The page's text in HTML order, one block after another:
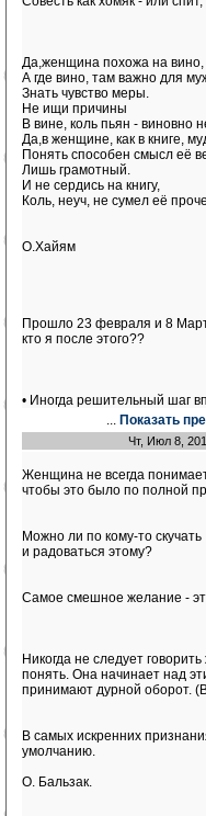
Да,женщина похожа на вино,
А где вино, там важно для
Знать чувство меры.
Не ищи причины
В вине, коль пьян - виновно
Да,в женщине, как в книге,
Понять способен смысл её
Лишь грамотный.
И не сердись на книгу,
Коль, неуч, не сумел её
О.Хайям
Прошло 23 февраля и 8
кто я после этого??
• Иногда решительный шаг
... Показать
Чт, Июл 8,
Женщина не всегда
чтобы это было по полной
Можно ли по кому-то скучать
и радоваться этому?
Самое смешное желание -
Никогда не следует
понять. Она начинает над
принимают дурной оборот.
В самых искренних
умолчанию.
О. Бальзак.